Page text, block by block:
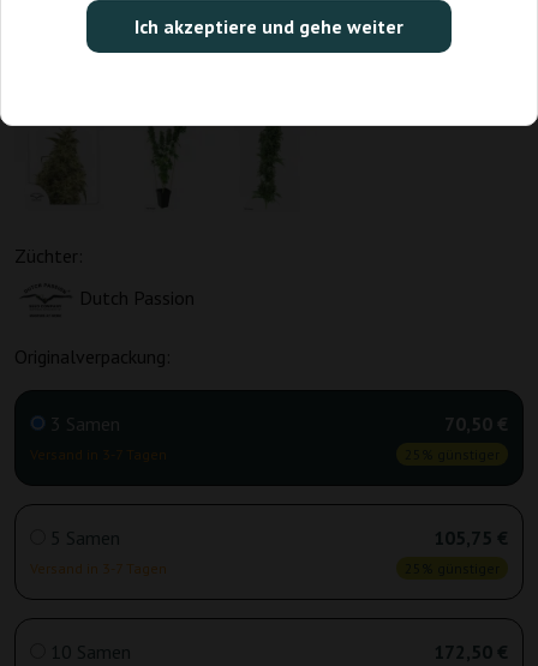
Ich akzeptiere und gehe weiter
Züchter:
Dutch Passion
Originalverpackung:
3 Samen
Versand in 3-7 Tagen
70,50 €
5 Samen
Versand in 3-7 Tagen
105,75 €
10 Samen 172,50 €